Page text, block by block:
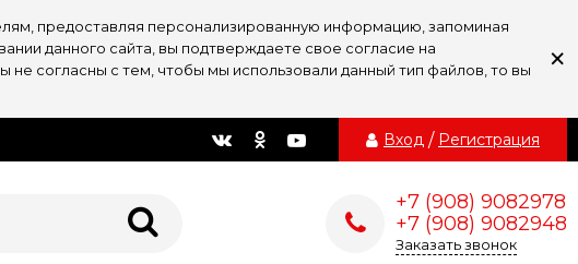
предоставляя персонализированную информацию, запоминая
данного сайта, вы подтверждаете свое согласие на
согласны с тем, чтобы мы использовали данный тип файлов, то вы
×
Вход / Регистрация
+7 (908) 9082978
+7 (908) 9082948
Заказать звонок